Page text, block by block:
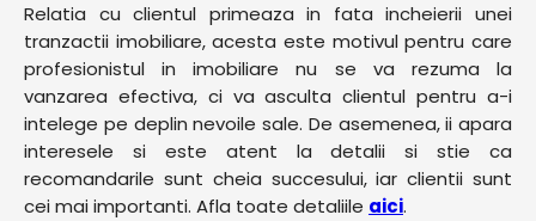
Relatia cu clientul primeaza in fata incheierii unei
tranzactii imobiliare, acesta este motivul pentru care
profesionistul in imobiliare nu se va rezuma la
vanzarea efectiva, ci va asculta clientul pentru a-i
intelege pe deplin nevoile sale. De asemenea, ii apara
interesele si este atent la detalii si stie ca
recomandarile sunt cheia succesului, iar clientii sunt
cei mai importanti. Afla toate detaliile aici.